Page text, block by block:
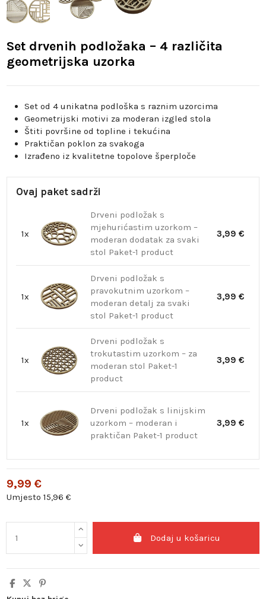
Set drvenih podložaka – 4 različita
geometrijska uzorka
Set od 4 unikatna podloška s raznim uzorcima
Geometrijski motivi za moderan izgled stola
Štiti površine od topline i tekućina
Praktičan poklon za svakoga
Izrađeno iz kvalitetne topolove šperploče
Ovaj paket sadrži
1x
Drveni podložak s
mjehurićastim uzorkom –
moderan dodatak za svaki
stol Paket-1 product
3,99 €
1x
Drveni podložak s
pravokutnim uzorkom –
moderan detalj za svaki
stol Paket-1 product
3,99 €
1x
Drveni podložak s
trokutastim uzorkom – za
moderan stol Paket-1
product
3,99 €
1x
Drveni podložak s linijskim
uzorkom – moderan i
praktičan Paket-1 product
3,99 €
9,99 €
Umjesto 15,96 €
Dodaj u košaricu